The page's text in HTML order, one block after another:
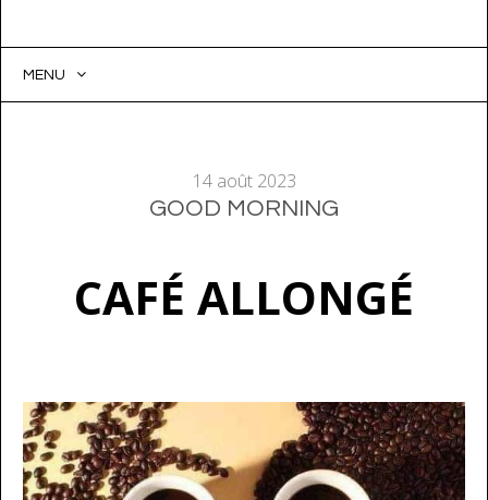
MENU
14 août 2023
GOOD MORNING
CAFÉ ALLONGÉ